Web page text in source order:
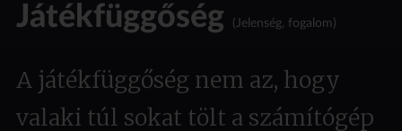
Játékfüggőség (Jelenség, fogalom)
A játékfüggőség nem az, hogy
valaki túl sokat tölt a számítógép